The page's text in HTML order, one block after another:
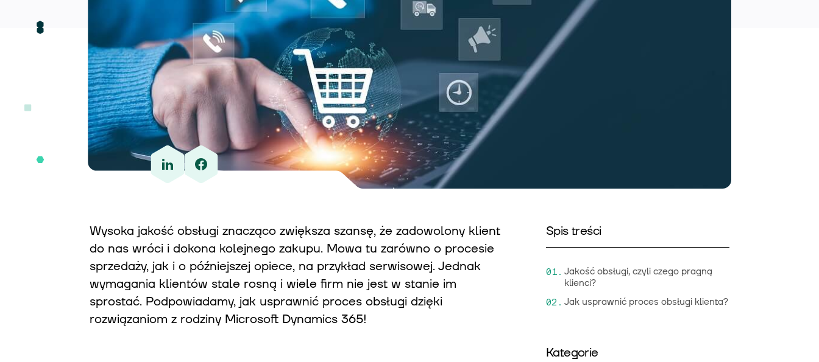
Kontakt
Wysoka jakość obsługi znacząco zwiększa szansę, że zadowolony klient
do nas wróci i dokona kolejnego zakupu. Mowa tu zarówno o procesie
sprzedaży, jak i o późniejszej opiece, na przykład serwisowej. Jednak
wymagania klientów stale rosną i wiele firm nie jest w stanie im
sprostać. Podpowiadamy, jak usprawnić proces obsługi dzięki
rozwiązaniom z rodziny Microsoft Dynamics 365!
Spis treści
Jakość obsługi, czyli czego pragną
klienci?
Jak usprawnić proces obsługi klienta?
Kategorie